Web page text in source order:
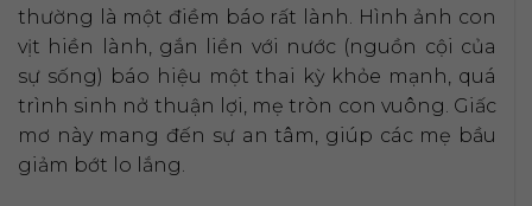
thường là một điềm báo rất lành. Hình ảnh con
vịt hiền lành, gắn liền với nước (nguồn cội của
sự sống) báo hiệu một thai kỳ khỏe mạnh, quá
trình sinh nở thuận lợi, mẹ tròn con vuông. Giấc
mơ này mang đến sự an tâm, giúp các mẹ bầu
giảm bớt lo lắng.